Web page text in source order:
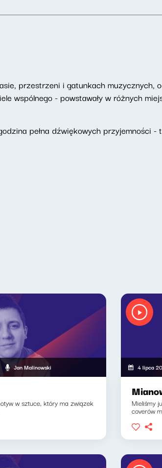
przestrzeni i gatunkach muzycznych,
wspólnego - powstawały w różnych
pełna dźwiękowych przyjemności -
Jan Malinowski
w sztuce, który ma związek
4 lipca
Mieliśmy
coverów